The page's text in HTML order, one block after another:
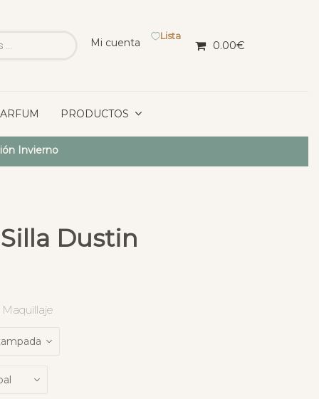
Mi cuenta
Lista
0.00€
PRODUCTOS
Invierno
Dustin